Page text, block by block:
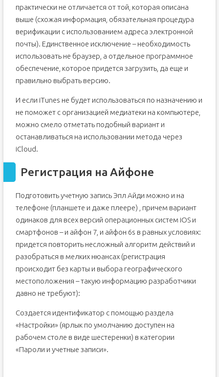
практически не отличается от той, которая описана
выше (схожая информация, обязательная процедура
верификации с использованием адреса электронной
почты). Единственное исключение – необходимость
использовать не браузер, а отдельное программное
обеспечение, которое придется загрузить, да еще и
правильно выбрать версию.
И если iTunes не будет использоваться по назначению и
не поможет с организацией медиатеки на компьютере,
можно смело отметать подобный вариант и
останавливаться на использовании метода через
iCloud.
Регистрация на Айфоне
Подготовить учетную запись Эпл Айди можно и на
телефоне (планшете и даже плеере) , причем вариант
одинаков для всех версий операционных систем iOS и
смартфонов – и айфон 7, и айфон 6s в равных условиях:
придется повторить несложный алгоритм действий и
разобраться в мелких нюансах (регистрация
происходит без карты и выбора географического
местоположения – такую информацию разработчики
давно не требуют):
Создается идентификатор с помощью раздела
«Настройки» (ярлык по умолчанию доступен на
рабочем столе в виде шестеренки) в категории
«Пароли и учетные записи».